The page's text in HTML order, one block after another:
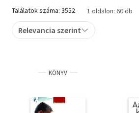
Szakkönyv
Társadalomtudomány
Találatok száma: 3552 1 oldalon: 60 db
Relevancia szerint
KÖNYV